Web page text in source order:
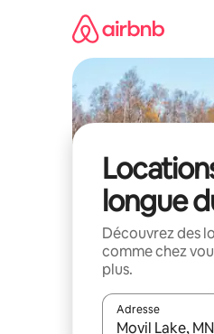
longue
Découvrez des
comme chez
plus.
Adresse
Lorsque les